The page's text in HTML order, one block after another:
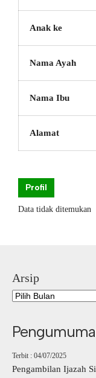
Anak ke
Nama Ayah
Nama Ibu
Alamat
Profil
Data tidak ditemukan
Arsip
Terbit : 04/07/2025
Pengambilan Ijazah